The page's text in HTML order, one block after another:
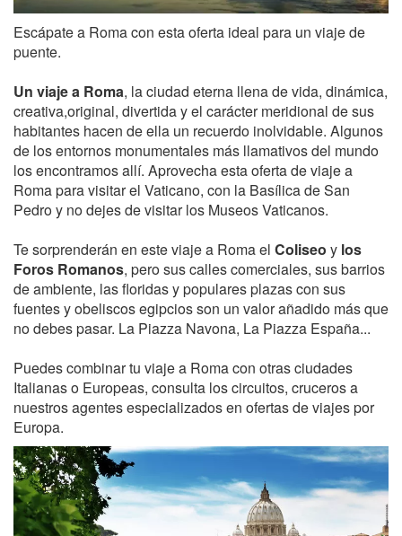
Escápate a Roma con esta oferta ideal para un viaje de
puente.
Un viaje a Roma, la ciudad eterna llena de vida, dinámica,
creativa,original, divertida y el carácter meridional de sus
habitantes hacen de ella un recuerdo inolvidable. Algunos
de los entornos monumentales más llamativos del mundo
los encontramos allí. Aprovecha esta oferta de viaje a
Roma para visitar el Vaticano, con la Basílica de San
Pedro y no dejes de visitar los Museos Vaticanos.
Te sorprenderán en este viaje a Roma el Coliseo y los
Foros Romanos, pero sus calles comerciales, sus barrios
de ambiente, las floridas y populares plazas con sus
fuentes y obeliscos egipcios son un valor añadido más que
no debes pasar. La Piazza Navona, La Piazza España...
Puedes combinar tu viaje a Roma con otras ciudades
Italianas o Europeas, consulta los circuitos, cruceros a
nuestros agentes especializados en ofertas de viajes por
Europa.